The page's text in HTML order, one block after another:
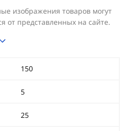
изображения товаров могут
от представленных на сайте.
150
5
25